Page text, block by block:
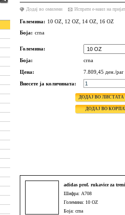
Додај во омилени
Големина: 10 OZ, 12 OZ, 14 OZ, 16 OZ
Боја: crna
Големина:
Боја:
crna
Цена:
7.809,45 ден./par
Внесете ја количината:
adidas prof. rukavice za
Шифра: A708
Големина: 10 OZ
Боја: crna